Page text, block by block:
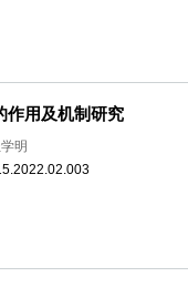
作用及机制研究
明